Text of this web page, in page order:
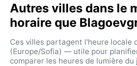
Autres villes dans le
horaire que
Ces villes partagent l'heure locale
(Europe/Sofia) — utile pour
comparer les heures de lumière du